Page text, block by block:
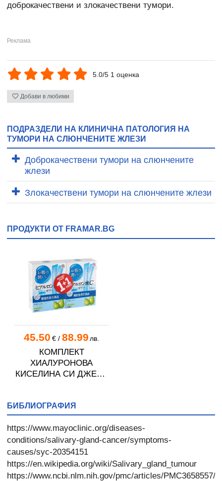
доброкачествени и злокачествени тумори.
5.0/5 1 оценка
Добави в любими
ПОДРАЗДЕЛИ НА КЛИНИЧНА ПАТОЛОГИЯ НА
ТУМОРИ НА СЛЮНЧЕНИТЕ ЖЛЕЗИ
Доброкачествени тумори на слюнчените
жлези
Злокачествени тумори на слюнчените жлези
ПРОДУКТИ ОТ FRAMAR.BG
45.50 €/ 88.99 лв.
КОМПЛЕКТ
ХИАЛУРОНОВА
КИСЕЛИНА СИ ДЖЕЛИ
БИБЛИОГРАФИЯ
https://www.mayoclinic.org/diseases-
conditions/salivary-gland-cancer/symptoms-
causes/syc-20354151
https://en.wikipedia.org/wiki/Salivary_gland_tumour
https://www.ncbi.nlm.nih.gov/pmc/articles/PMC3658557/